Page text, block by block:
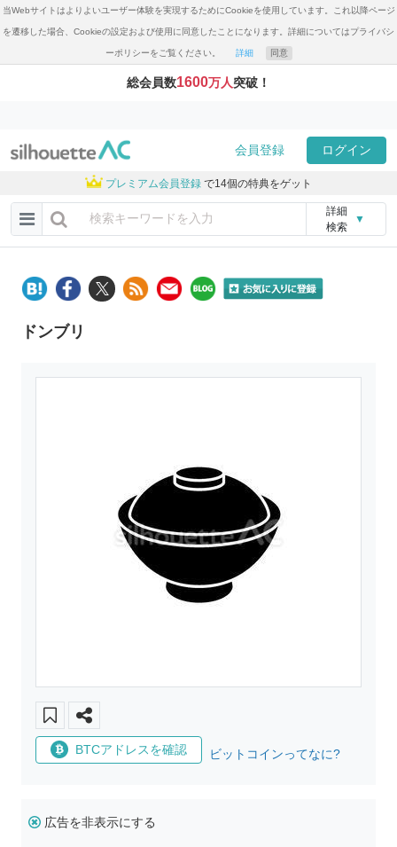
当Webサイトはよりよいユーザー体験を実現するためにCookieを使用しています。これ以降ページ
を遷移した場合、Cookieの設定および使用に同意したことになります。詳細についてはプライバシ
ーポリシーをご覧ください。 詳細 同意
総会員数1600万人突破！
会員登録 ログイン
プレミアム会員登録 で14個の特典をゲット
詳細
検索
▼
ドンブリ
BTCアドレスを確認 ビットコインってなに?
広告を非表示にする